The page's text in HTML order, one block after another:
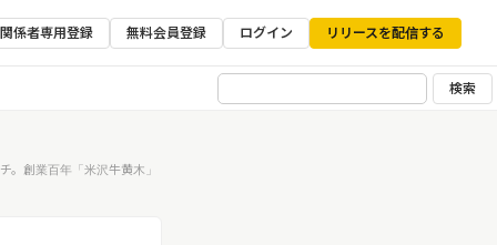
係者専用登録 無料会員登録 ログイン リリースを配信する
検索
。創業百年「米沢牛黄木」